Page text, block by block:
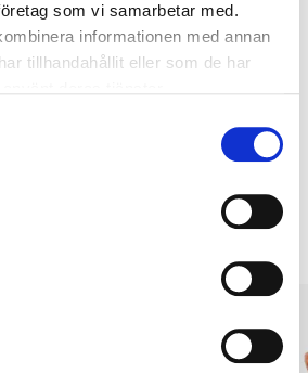
som vi samarbetar med.
informationen med annan
tillhandahållit eller som de har
Pay & Collect
store within 2 hours! For more information
service and our terms.
also bought